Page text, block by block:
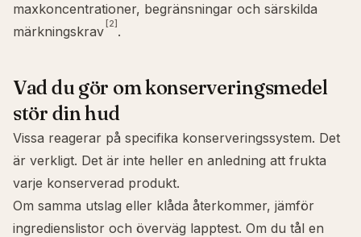
maxkoncentrationer, begränsningar och särskilda
märkningskrav [2] .
Vad du gör om konserveringsmedel
stör din hud
Vissa reagerar på specifika konserveringssystem. Det
är verkligt. Det är inte heller en anledning att frukta
varje konserverad produkt.
Om samma utslag eller klåda återkommer, jämför
ingredienslistor och överväg lapptest. Om du tål en